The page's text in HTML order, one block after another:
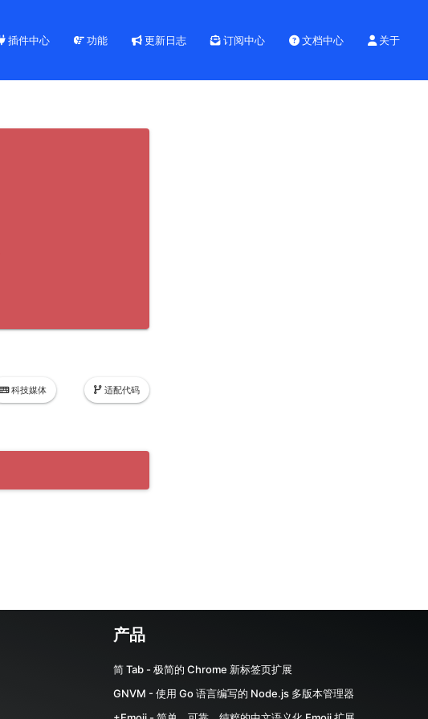
插件中心 功能 更新日志 订阅中心 文档中心 关于
科技媒体 适配代码
产品
简 Tab - 极简的 Chrome 新标签页扩展
GNVM - 使用 Go 语言编写的 Node.js 多版本管理器